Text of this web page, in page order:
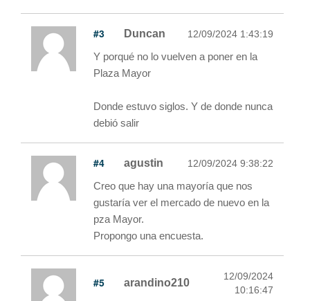
#3 Duncan 12/09/2024 1:43:19
Y porqué no lo vuelven a poner en la
Plaza Mayor
Donde estuvo siglos. Y de donde nunca
debió salir
#4 agustin 12/09/2024 9:38:22
Creo que hay una mayoría que nos
gustaría ver el mercado de nuevo en la
pza Mayor.
Propongo una encuesta.
#5 arandino210
12/09/2024
10:16:47